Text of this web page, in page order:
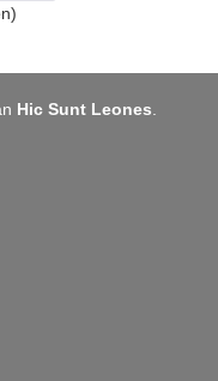
Hic Sunt Leones